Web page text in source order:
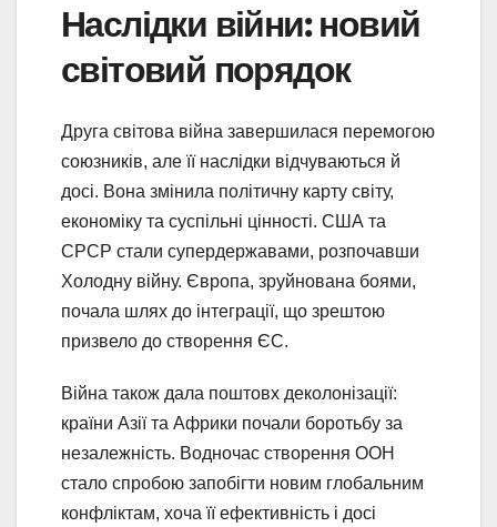
Наслідки війни: новий
світовий порядок
Друга світова війна завершилася перемогою
союзників, але її наслідки відчуваються й
досі. Вона змінила політичну карту світу,
економіку та суспільні цінності. США та
СРСР стали супердержавами, розпочавши
Холодну війну. Європа, зруйнована боями,
почала шлях до інтеграції, що зрештою
призвело до створення ЄС.
Війна також дала поштовх деколонізації:
країни Азії та Африки почали боротьбу за
незалежність. Водночас створення ООН
стало спробою запобігти новим глобальним
конфліктам, хоча її ефективність і досі